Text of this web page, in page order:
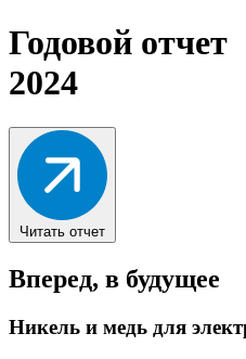
Годовой отчет
2024
Читать отчет
Вперед, в будущее
Никель и медь для